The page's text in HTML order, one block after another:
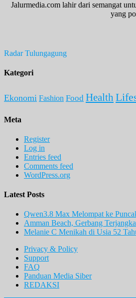
Jalurmedia.com lahir dari semangat
yang
Radar Tulungagung
Kategori
Ekonomi Fashion Food Health
Meta
Register
Log in
Entries feed
Comments feed
WordPress.org
Latest Posts
Qwen3.8 Max Melompat ke
Amman Beach, Gerbang
Melanie C Menikah di Usia 52
Privacy & Policy
Support
FAQ
Panduan Media Siber
REDAKSI